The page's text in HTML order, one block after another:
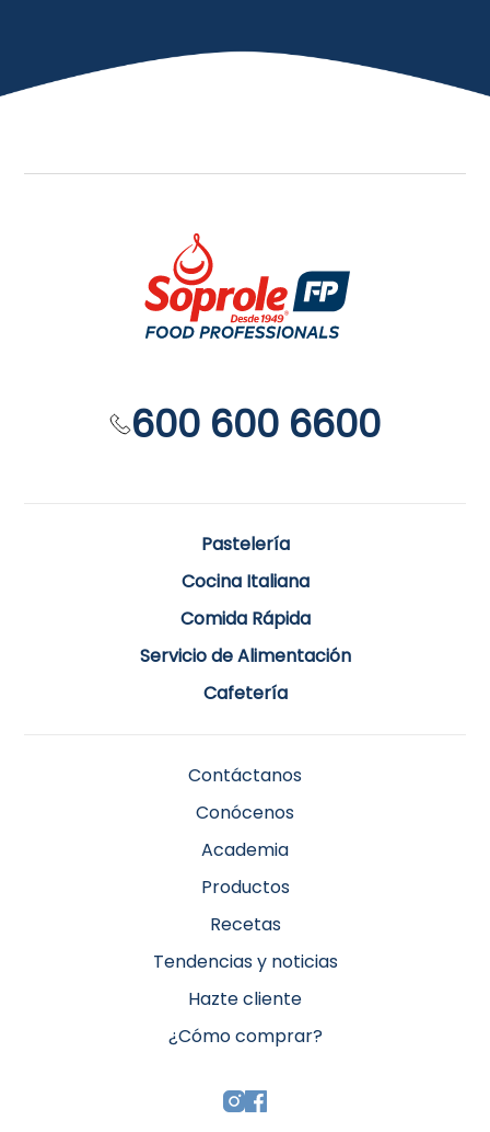
600 600 6600
Pastelería
Cocina Italiana
Comida Rápida
Servicio de Alimentación
Cafetería
Contáctanos
Conócenos
Academia
Productos
Recetas
Tendencias y noticias
Hazte cliente
¿Cómo comprar?